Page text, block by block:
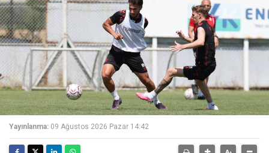
Yayınlanma: 09 Ağustos 2026 Pazar 14:42